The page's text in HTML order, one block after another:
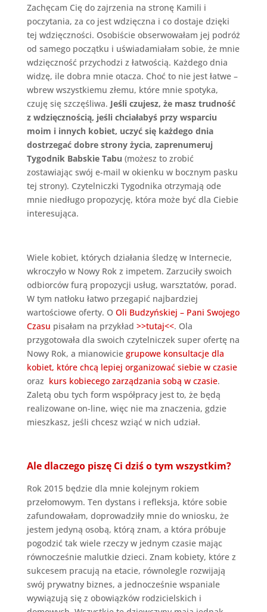
Zachęcam Cię do zajrzenia na stronę Kamili i
poczytania, za co jest wdzięczna i co dostaje dzięki
tej wdzięczności. Osobiście obserwowałam jej podróż
od samego początku i uświadamiałam sobie, że mnie
wdzięczność przychodzi z łatwością. Każdego dnia
widzę, ile dobra mnie otacza. Choć to nie jest łatwe –
wbrew wszystkiemu złemu, które mnie spotyka,
czuję się szczęśliwa. Jeśli czujesz, że masz trudność
z wdzięcznością, jeśli chciałabyś przy wsparciu
moim i innych kobiet, uczyć się każdego dnia
dostrzegać dobre strony życia, zaprenumeruj
Tygodnik Babskie Tabu (możesz to zrobić
zostawiając swój e-mail w okienku w bocznym pasku
tej strony). Czytelniczki Tygodnika otrzymają ode
mnie niedługo propozycję, która może być dla Ciebie
interesująca.
Wiele kobiet, których działania śledzę w Internecie,
wkroczyło w Nowy Rok z impetem. Zarzuciły swoich
odbiorców furą propozycji usług, warsztatów, porad.
W tym natłoku łatwo przegapić najbardziej
wartościowe oferty. O Oli Budzyńskiej – Pani Swojego
Czasu pisałam na przykład >>tutaj<<. Ola
przygotowała dla swoich czytelniczek super ofertę na
Nowy Rok, a mianowicie grupowe konsultacje dla
kobiet, które chcą lepiej organizować siebie w czasie
oraz kurs kobiecego zarządzania sobą w czasie.
Zaletą obu tych form współpracy jest to, że będą
realizowane on-line, więc nie ma znaczenia, gdzie
mieszkasz, jeśli chcesz wziąć w nich udział.
Ale dlaczego piszę Ci dziś o tym wszystkim?
Rok 2015 będzie dla mnie kolejnym rokiem
przełomowym. Ten dystans i refleksja, które sobie
zafundowałam, doprowadziły mnie do wniosku, że
jestem jedyną osobą, którą znam, a która próbuje
pogodzić tak wiele rzeczy w jednym czasie mając
równocześnie malutkie dzieci. Znam kobiety, które z
sukcesem pracują na etacie, równolegle rozwijają
swój prywatny biznes, a jednocześnie wspaniale
wywiązują się z obowiązków rodzicielskich i